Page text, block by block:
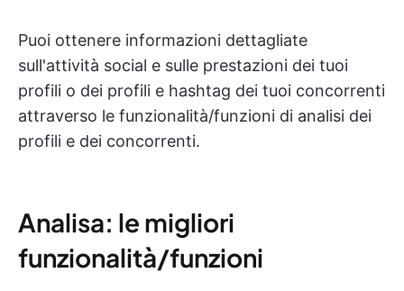
Puoi ottenere informazioni dettagliate
sull'attività social e sulle prestazioni dei tuoi
profili o dei profili e hashtag dei tuoi concorrenti
attraverso le funzionalità/funzioni di analisi dei
profili e dei concorrenti.
Analisa: le migliori
funzionalità/funzioni